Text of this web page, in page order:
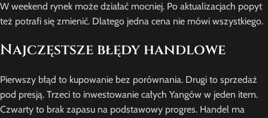
W weekend rynek może działać mocniej. Po aktualizacjach popyt
też potrafi się zmienić. Dlatego jedna cena nie mówi wszystkiego.
Najczęstsze błędy handlowe
Pierwszy błąd to kupowanie bez porównania. Drugi to sprzedaż
pod presją. Trzeci to inwestowanie całych Yangów w jeden item.
Czwarty to brak zapasu na podstawowy progres. Handel ma